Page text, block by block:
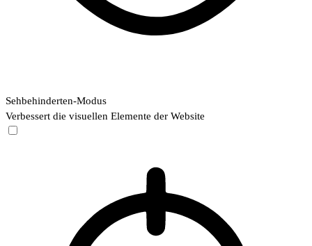
Sehbehinderten-Modus
Verbessert die visuellen Elemente der Website